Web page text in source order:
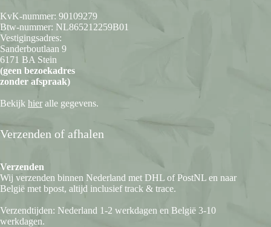
KvK-nummer: 90109279
Btw-nummer: NL865212259B01
Vestigingsadres:
Sanderboutlaan 9
6171 BA Stein
(geen bezoekadres
zonder afspraak)
Bekijk hier alle gegevens.
Verzenden of afhalen
Verzenden
Wij verzenden binnen Nederland met DHL of PostNL en naar
België met bpost, altijd inclusief track & trace.
Verzendtijden: Nederland 1-2 werkdagen en België 3-10
werkdagen.